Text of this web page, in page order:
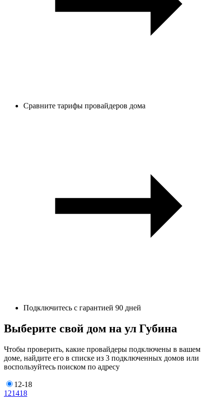
Сравните тарифы провайдеров дома
Подключитесь с гарантией 90 дней
Выберите свой дом на ул Губина
Чтобы проверить, какие провайдеры подключены в вашем
доме, найдите его в списке из 3 подключенных домов или
воспользуйтесь поиском по адресу
12-18
121418